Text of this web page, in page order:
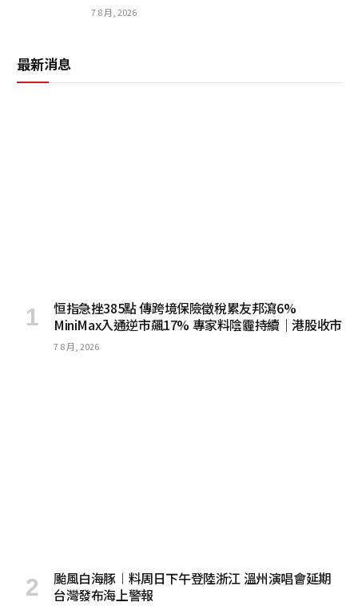
7 8 月, 2026
最新消息
恒指急挫385點 傳跨境保險徵稅累友邦瀉6%
MiniMax入通逆市飆17% 專家料陰霾持續｜港股收市
7 8 月, 2026
颱風白海豚︱料周日下午登陸浙江 溫州演唱會延期
台灣發布海上警報